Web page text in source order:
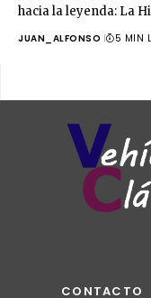
hacia la leyenda: La
JUAN_ALFONSO 5 MIN
CONTACTO